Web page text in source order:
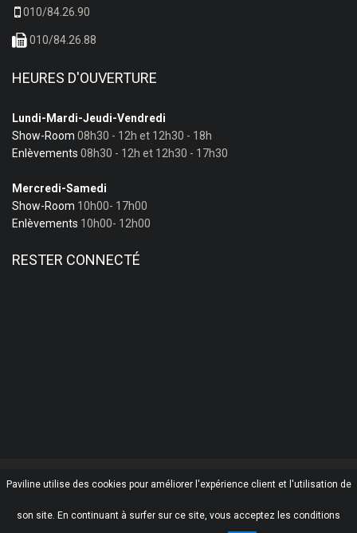
010/84.26.90
010/84.26.88
HEURES D'OUVERTURE
Lundi-Mardi-Jeudi-Vendredi
Show-Room 08h30 - 12h et 12h30 - 18h
Enlèvements 08h30 - 12h et 12h30 - 17h30
Mercredi-Samedi
Show-Room 10h00- 17h00
Enlèvements 10h00- 12h00
RESTER CONNECTÉ
Paviline utilise des cookies pour améliorer l'expérience client et l'utilisation de
son site. En continuant à surfer sur ce site, vous acceptez les conditions
© 2017Paviline.be- créé par:A2Com-Micrologiciel™
En navigant sur ce site, vous acceptez notrepolitique de